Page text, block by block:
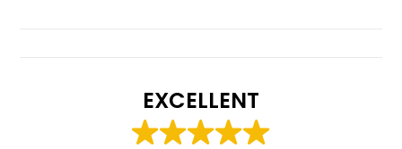
EXCELLENT